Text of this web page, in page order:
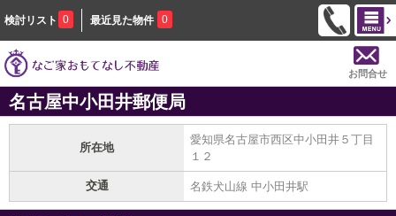
検討リスト 0 最近見た物件 0
お問合せ
名古屋中小田井郵便局
所在地
愛知県名古屋市西区中小田井５丁目
１２
交通 名鉄犬山線 中小田井駅